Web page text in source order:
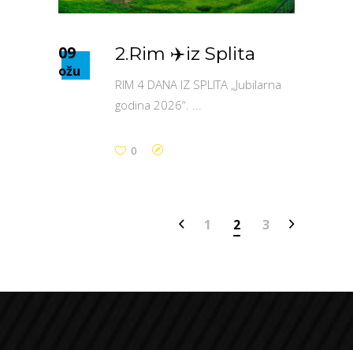
09
ožu
2.Rim ✈️iz Splita
RIM 4 DANA IZ SPLITA „Jubilarna
godina 2026“.
0
1 2 3